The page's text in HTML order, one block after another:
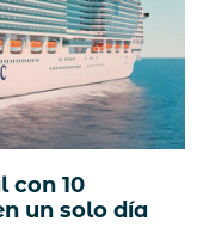
con 10
un solo día